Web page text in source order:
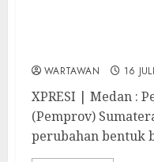
WARTAWAN 16
XPRESI | Medan :
(Pemprov)
perubahan bentuk